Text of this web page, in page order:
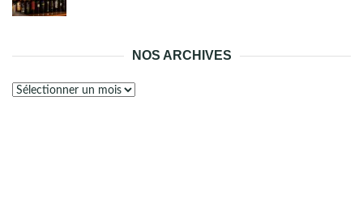
NOS ARCHIVES
Nos